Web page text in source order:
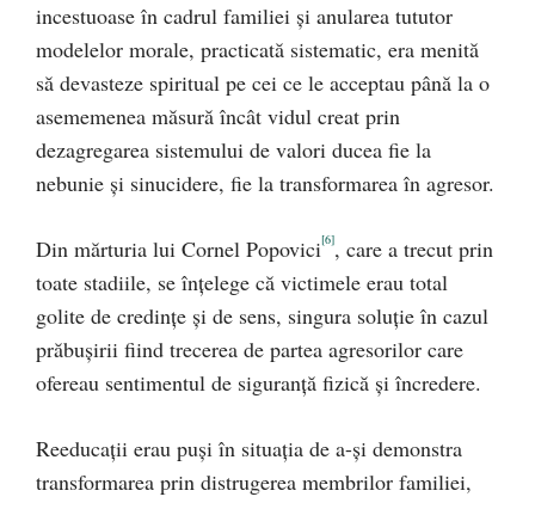
incestuoase în cadrul familiei şi anularea tututor
modelelor morale, practicată sistematic, era menită
să devasteze spiritual pe cei ce le acceptau până la o
asememenea măsură încât vidul creat prin
dezagregarea sistemului de valori ducea fie la
nebunie şi sinucidere, fie la transformarea în agresor.
Din mărturia lui Cornel Popovici[6], care a trecut prin
toate stadiile, se înţelege că victimele erau total
golite de credinţe şi de sens, singura soluţie în cazul
prăbuşirii fiind trecerea de partea agresorilor care
ofereau sentimentul de siguranţă fizică şi încredere.
Reeducaţii erau puşi în situaţia de a-şi demonstra
transformarea prin distrugerea membrilor familiei,